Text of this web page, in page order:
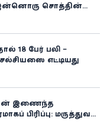
சொத்தின்
18 பேர் பலி –
எட்டியது
இணைந்த
பிரிப்பு: மருத்துவ